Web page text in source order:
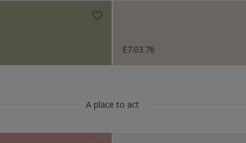
E7.03.76
A place to act